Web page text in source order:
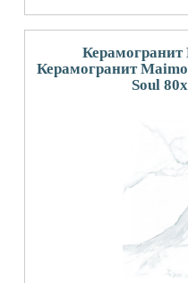
Керамогранит
Soul